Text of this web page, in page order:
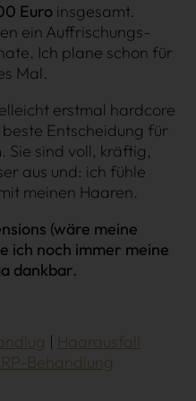
AGB
Euro insgesamt.
ein Auffrischungs-
Ich plane schon für
Mal.
erstmal hardcore
Entscheidung für
Sie sind voll, kräftig,
aus und: ich fühle
meinen Haaren.
(wäre meine
ich noch immer meine
dankbar.
Haarausfall
Behandlung